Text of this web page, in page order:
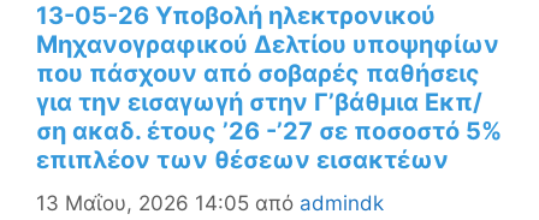
13-05-26 Υποβολή ηλεκτρονικού
Μηχανογραφικού Δελτίου υποψηφίων
που πάσχουν από σοβαρές παθήσεις
για την εισαγωγή στην Γ’βάθμια Εκπ/
ση ακαδ. έτους ’26 -’27 σε ποσοστό 5%
επιπλέον των θέσεων εισακτέων
13 Μαΐου, 2026 14:05 από admindk